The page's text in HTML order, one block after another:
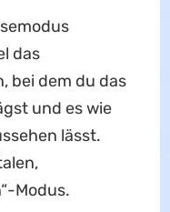
das
bei dem du das
und es wie
lässt.
Modus.